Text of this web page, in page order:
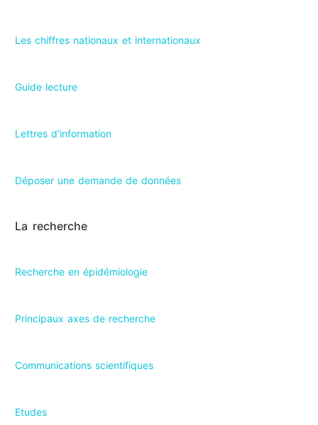
Les chiffres nationaux et internationaux
Guide lecture
Lettres d’information
Déposer une demande de données
La recherche
Recherche en épidémiologie
Principaux axes de recherche
Communications scientifiques
Etudes